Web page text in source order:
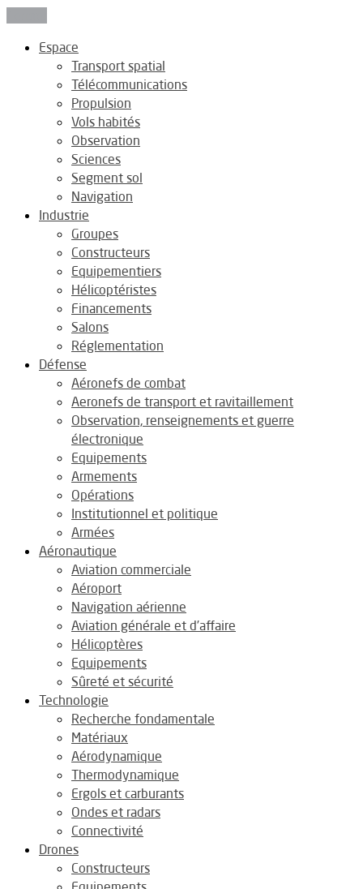
Espace
Transport spatial
Télécommunications
Propulsion
Vols habités
Observation
Sciences
Segment sol
Navigation
Industrie
Groupes
Constructeurs
Equipementiers
Hélicoptéristes
Financements
Salons
Réglementation
Défense
Aéronefs de combat
Aeronefs de transport et ravitaillement
Observation, renseignements et guerre
électronique
Equipements
Armements
Opérations
Institutionnel et politique
Armées
Aéronautique
Aviation commerciale
Aéroport
Navigation aérienne
Aviation générale et d’affaire
Hélicoptères
Equipements
Sûreté et sécurité
Technologie
Recherche fondamentale
Matériaux
Aérodynamique
Thermodynamique
Ergols et carburants
Ondes et radars
Connectivité
Drones
Constructeurs